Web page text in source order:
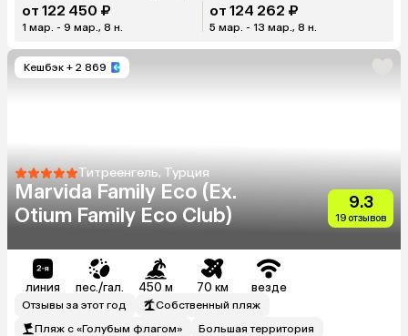
от 122 450 ₽
1 мар. - 9 мар., 8 н.
от 124 262 ₽
5 мар. - 13 мар., 8 н.
Кешбэк + 2 869
Титреенгель, Турция
Marvida Family Eco (Ex.
Otium Family Eco Club)
9.3
19 отзывов
линия пес./гал. 450 м 70 км везде
Отзывы за этот год
Собственный пляж
Пляж с «Голубым флагом»
Большая территория